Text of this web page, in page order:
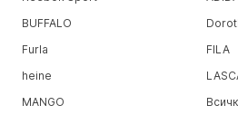
BUFFALO
Furla
FILA
heine
MANGO